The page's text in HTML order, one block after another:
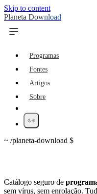
Skip to content
Planeta Download
Programas
Fontes
Artigos
Sobre
~ /planeta-download $
Catálogo seguro de
sem vírus, sem enrolação.